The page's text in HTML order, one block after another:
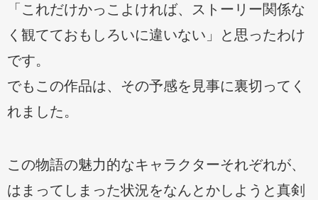
「これだけかっこよければ、ストーリー関係な
く観てておもしろいに違いない」と思ったわけ
です。
でもこの作品は、その予感を見事に裏切ってく
れました。
この物語の魅力的なキャラクターそれぞれが、
はまってしまった状況をなんとかしようと真剣